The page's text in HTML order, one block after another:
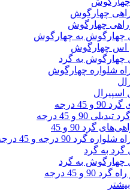
چهارگوش
چهارگوش
چهارگوش به چهارگوش
اس چهارگوش
چهارگوش به گرد
شلواره چهارگوش
اسپیرال
و 45 درجه
90 و 45 درجه
گرد 90 و 45
گرد 90 درجه و 45 درجه
گرد به گرد
چهارگوش به گرد
90 و 45 درجه